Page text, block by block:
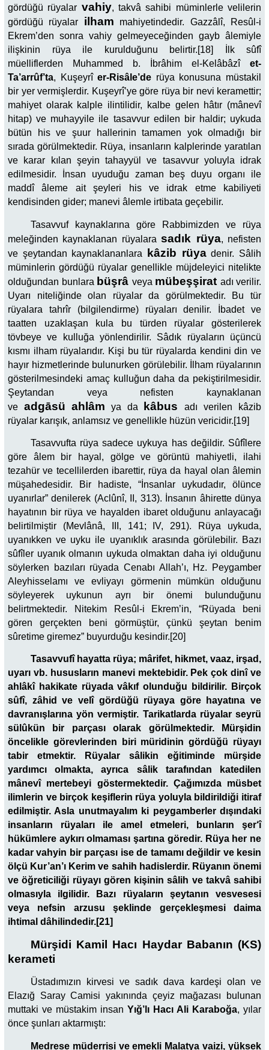
gördüğü rüyalar vahiy, takvâ sahibi müminlerle velilerin
gördüğü rüyalar ilham
mahiyetindedir. Gazzâlî, Resûl-i
Ekrem’den sonra vahiy gelmeyeceğinden gayb âlemiyle
ilişkinin rüya ile kurulduğunu belirtir.[18] İlk sûfî
müelliflerden Muhammed b. İbrâhim el-Kelâbâzî et-
Ta’arrûf’ta, Kuşeyrîer-Risâle’de rüya konusuna müstakil
bir yer vermişlerdir. Kuşeyrî’ye göre rüya bir nevi keramettir;
mahiyet olarak kalple ilintilidir, kalbe gelen hâtır (mânevî
hitap) ve muhayyile ile tasavvur edilen bir haldir; uykuda
bütün his ve şuur hallerinin tamamen yok olmadığı bir
sırada görülmektedir. Rüya, insanların kalplerinde yaratılan
ve karar kılan şeyin tahayyül ve tasavvur yoluyla idrak
edilmesidir. İnsan uyuduğu zaman beş duyu organı ile
maddî âleme ait şeyleri his ve idrak etme kabiliyeti
kendisinden gider; manevi âlemle irtibata geçebilir.
Tasavvuf kaynaklarına göre Rabbimizden ve rüya
meleğinden kaynaklanan rüyalarasadık rüya, nefisten
ve şeytandan kaynaklananlara kâzib rüyadenir. Sâlih
müminlerin gördüğü rüyalar genellikle müjdeleyici nitelikte
olduğundan bunlara büşrâ veya mübeşşirat adı verilir.
Uyarı niteliğinde olan rüyalar da görülmektedir. Bu tür
rüyalara tahrîr (bilgilendirme) rüyaları denilir. İbadet ve
taatten uzaklaşan kula bu türden rüyalar gösterilerek
tövbeye ve kulluğa yönlendirilir. Sâdık rüyaların üçüncü
kısmı ilham rüyalarıdır. Kişi bu tür rüyalarda kendini din ve
hayır hizmetlerinde bulunurken görülebilir. İlham rüyalarının
gösterilmesindeki amaç kulluğun daha da pekiştirilmesidir.
Şeytandan veya nefisten kaynaklanan
ve adgāsü ahlâm ya da kâbusadı verilen kâzib
rüyalar karışık, anlamsız ve genellikle hüzün vericidir.[19]
Tasavvufta rüya sadece uykuya has değildir. Sûfîlere
göre âlem bir hayal, gölge ve görüntü mahiyetli, ilahi
tezahür ve tecellilerden ibarettir, rüya da hayal olan âlemin
müşahedesidir. Bir hadiste, “İnsanlar uykudadır, ölünce
uyanırlar” denilerek (Aclûnî, II, 313). İnsanın âhirette dünya
hayatının bir rüya ve hayalden ibaret olduğunu anlayacağı
belirtilmiştir (Mevlânâ, III, 141; IV, 291). Rüya uykuda,
uyanıkken ve uyku ile uyanıklık arasında görülebilir. Bazı
sûfîler uyanık olmanın uykuda olmaktan daha iyi olduğunu
söylerken bazıları rüyada Cenabı Allah’ı, Hz. Peygamber
Aleyhisselamı ve evliyayı görmenin mümkün olduğunu
söyleyerek uykunun ayrı bir önemi bulunduğunu
belirtmektedir. Nitekim Resûl-i Ekrem’in, “Rüyada beni
gören gerçekten beni görmüştür, çünkü şeytan benim
sûretime giremez” buyurduğu kesindir.[20]
Tasavvufî hayatta rüya; mârifet, hikmet, vaaz, irşad,
uyarı vb. hususların manevi mektebidir. Pek çok dinî ve
ahlâkî hakikate rüyada vâkıf olunduğu bildirilir. Birçok
sûfî, zâhid ve velî gördüğü rüyaya göre hayatına ve
davranışlarına yön vermiştir. Tarikatlarda rüyalar seyrü
sülûkün bir parçası olarak görülmektedir. Mürşidin
öncelikle görevlerinden biri müridinin gördüğü rüyayı
tabir etmektir. Rüyalar sâlikin eğitiminde mürşide
yardımcı olmakta, ayrıca sâlik tarafından katedilen
mânevî mertebeyi göstermektedir. Çağımızda müsbet
ilimlerin ve birçok keşiflerin rüya yoluyla bildirildiği itiraf
edilmiştir. Asla unutmayalım ki peygamberler dışındaki
insanların rüyaları ile amel etmeleri, bunların şer‘î
hükümlere aykırı olmaması şartına göredir. Rüya her ne
kadar vahyin bir parçası ise de tamamı değildir ve kesin
ölçü Kur’an’ı Kerim ve sahih hadislerdir. Rüyanın önemi
ve öğreticiliği rüyayı gören kişinin sâlih ve takvâ sahibi
olmasıyla ilgilidir. Bazı rüyaların şeytanın vesvesesi
veya nefsin arzusu şeklinde gerçekleşmesi daima
ihtimal dâhilindedir.[21]
Mürşidi Kamil Hacı Haydar Babanın (KS)
kerameti
Üstadımızın kirvesi ve sadık dava kardeşi olan ve
Elazığ Saray Camisi yakınında çeyiz mağazası bulunan
muttaki ve müstakim insan Yığ’lı Hacı Ali Karaboğa, yılar
önce şunları aktarmıştı:
Medrese müderrisi ve emekli Malatya vaizi, yüksek